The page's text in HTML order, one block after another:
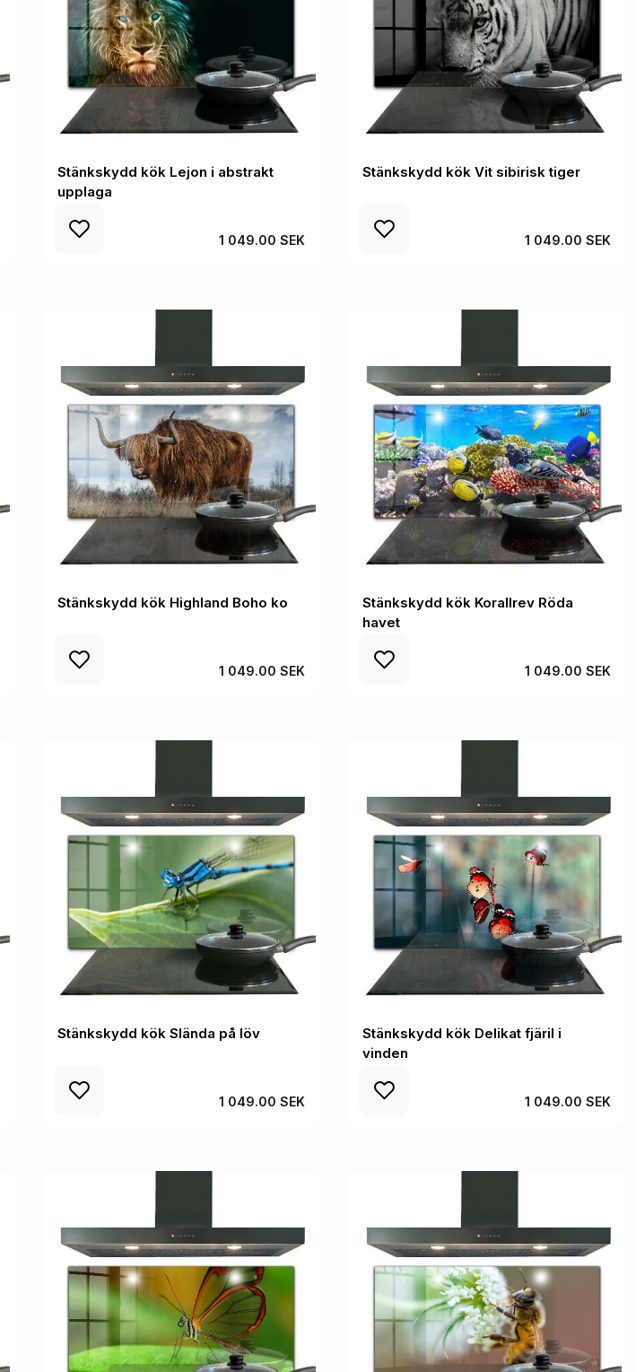
Stänkskydd kök Lejon i abstrakt
upplaga
1 049.00 SEK
Stänkskydd kök Vit sibirisk tiger
1 049.00 SEK
Stänkskydd kök Highland Boho ko
1 049.00 SEK
Stänkskydd kök Korallrev Röda
havet
1 049.00 SEK
Stänkskydd kök Slända på löv
1 049.00 SEK
Stänkskydd kök Delikat fjäril i
vinden
1 049.00 SEK